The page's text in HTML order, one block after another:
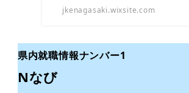
jkenagasaki.wixsite.com
県内就職情報ナンバー1
Nなび